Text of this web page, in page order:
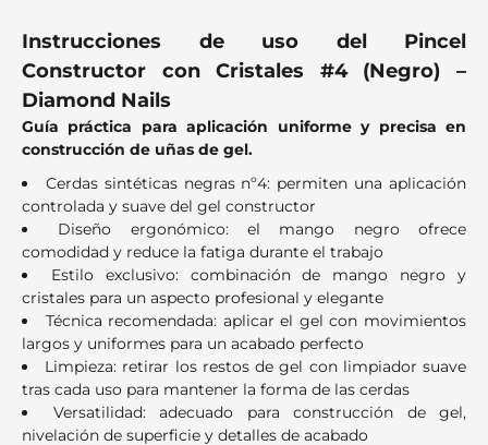
Instrucciones de uso del Pincel
Constructor con Cristales #4 (Negro) –
Diamond Nails
Guía práctica para aplicación uniforme y precisa en
construcción de uñas de gel.
Cerdas sintéticas negras nº4: permiten una aplicación
controlada y suave del gel constructor
Diseño ergonómico: el mango negro ofrece
comodidad y reduce la fatiga durante el trabajo
Estilo exclusivo: combinación de mango negro y
cristales para un aspecto profesional y elegante
Técnica recomendada: aplicar el gel con movimientos
largos y uniformes para un acabado perfecto
Limpieza: retirar los restos de gel con limpiador suave
tras cada uso para mantener la forma de las cerdas
Versatilidad: adecuado para construcción de gel,
nivelación de superficie y detalles de acabado